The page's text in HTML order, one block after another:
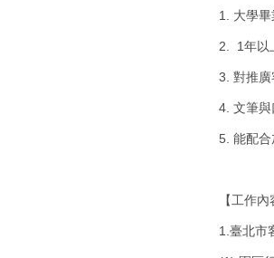
1. 大學畢
2. 1年以
3. 對推廣
4. 文筆與
5. 能配合
【工作內
1.臺北市